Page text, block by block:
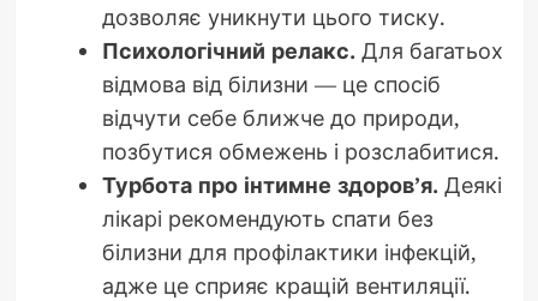
дозволяє уникнути цього тиску.
Психологічний релакс. Для багатьох
відмова від білизни — це спосіб
відчути себе ближче до природи,
позбутися обмежень і розслабитися.
Турбота про інтимне здоров’я. Деякі
лікарі рекомендують спати без
білизни для профілактики інфекцій,
адже це сприяє кращій вентиляції.